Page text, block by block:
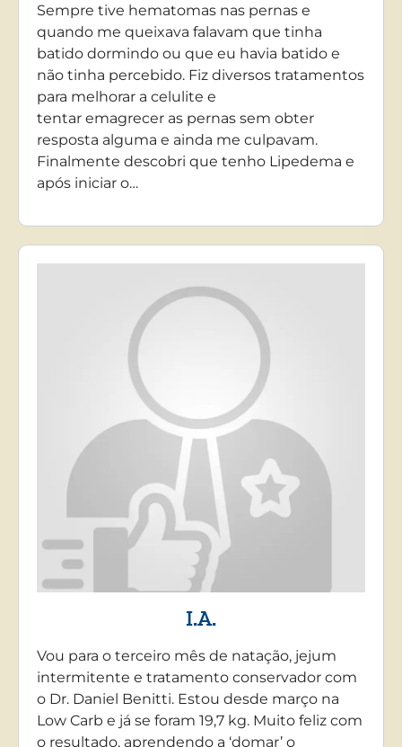
Sempre tive hematomas nas pernas e
quando me queixava falavam que tinha
batido dormindo ou que eu havia batido e
não tinha percebido. Fiz diversos tratamentos
para melhorar a celulite e
tentar emagrecer as pernas sem obter
resposta alguma e ainda me culpavam.
Finalmente descobri que tenho Lipedema e
após iniciar o…
I.A.
Vou para o terceiro mês de natação, jejum
intermitente e tratamento conservador com
o Dr. Daniel Benitti. Estou desde março na
Low Carb e já se foram 19,7 kg. Muito feliz com
o resultado, aprendendo a ‘domar’ o